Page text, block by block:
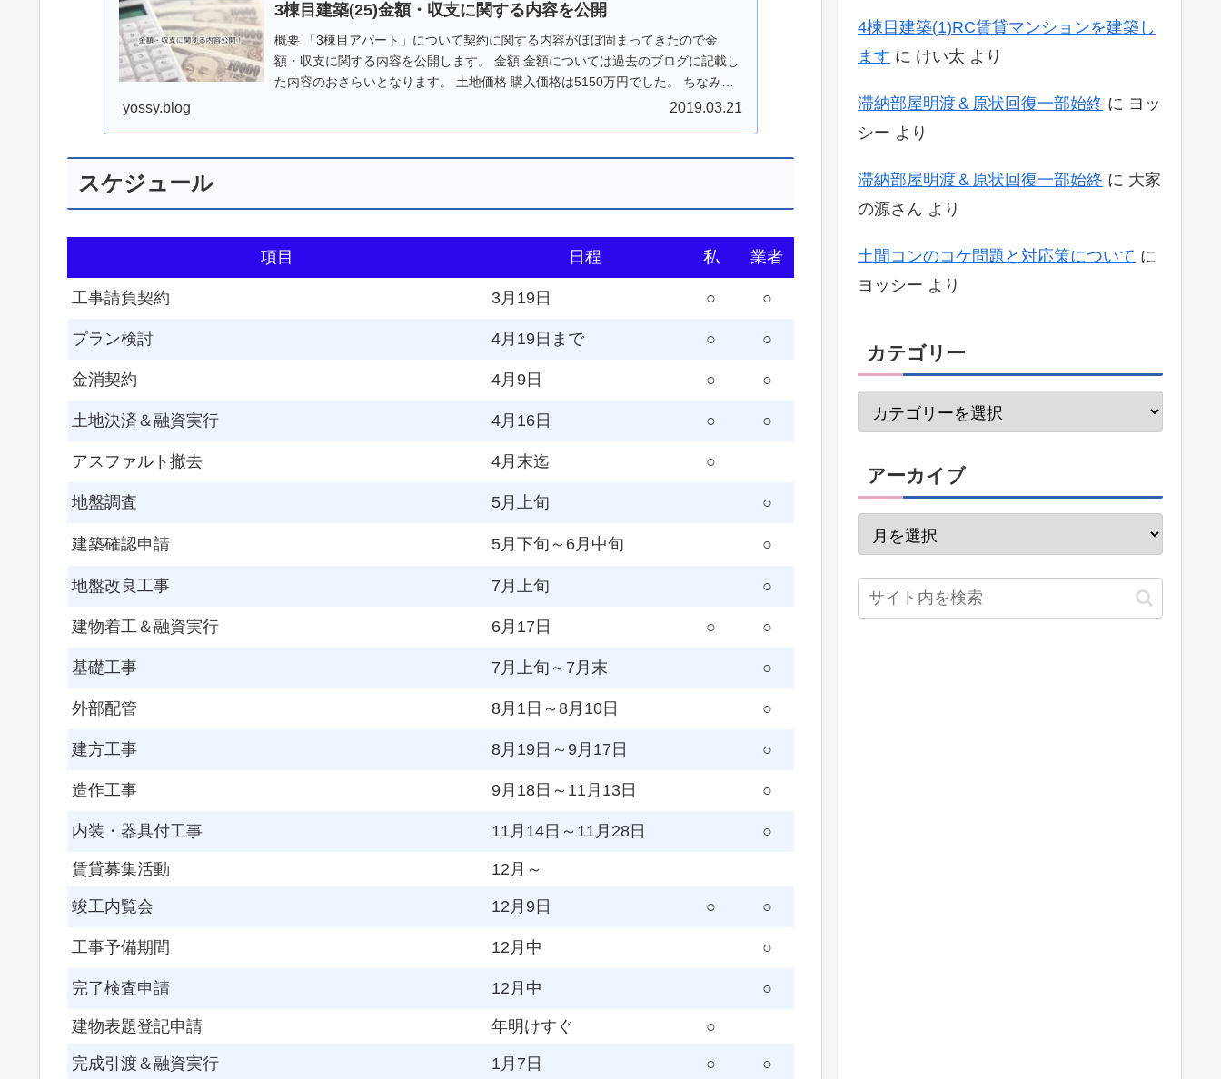
3棟目建築(25)金額・収支に関する内容を公開
概要 「3棟目アパート」について契約に関する内容がほぼ固まってきたので金
額・収支に関する内容を公開します。 金額 金額については過去のブログに記載し
た内容のおさらいとなります。 土地価格 購入価格は5150万円でした。 ちなみに
yossy.blog 2019.03.21
スケジュール
項目 日程 私 業者
工事請負契約 3月19日 ○ ○
プラン検討 4月19日まで ○ ○
金消契約 4月9日 ○ ○
土地決済＆融資実行 4月16日 ○ ○
アスファルト撤去 4月末迄 ○
地盤調査 5月上旬 ○
建築確認申請 5月下旬～6月中旬 ○
地盤改良工事 7月上旬 ○
建物着工＆融資実行 6月17日 ○ ○
基礎工事 7月上旬～7月末 ○
外部配管 8月1日～8月10日 ○
建方工事 8月19日～9月17日 ○
造作工事 9月18日～11月13日 ○
内装・器具付工事 11月14日～11月28日 ○
賃貸募集活動 12月～
竣工内覧会 12月9日 ○ ○
工事予備期間 12月中 ○
完了検査申請 12月中 ○
建物表題登記申請 年明けすぐ ○
完成引渡＆融資実行 1月7日 ○ ○
4棟目建築(1)RC賃貸マンションを建築し
ます に けい太 より
滞納部屋明渡＆原状回復一部始終 に ヨッ
シー より
滞納部屋明渡＆原状回復一部始終 に 大家
の源さん より
土間コンのコケ問題と対応策について に
ヨッシー より
カテゴリー
アーカイブ